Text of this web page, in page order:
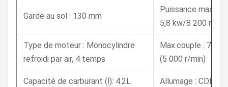
Garde au sol : 130 mm
Puissance
5,8 kw/8 200 r/min
Type de moteur : Monocylindre
refroidi par air, 4 temps
Max.couple : 7,6
(5 000 r/min)
Capacité de carburant (l): 4.2L Allumage : CDI